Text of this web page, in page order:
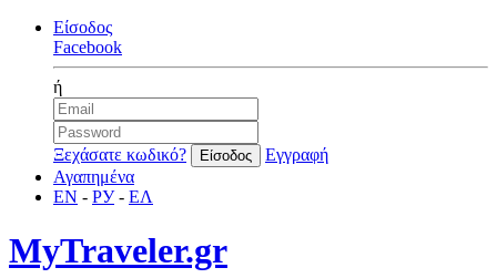
Είσοδος
Facebook
ή
Ξεχάσατε κωδικό?
Εγγραφή
Αγαπημένα
EN - РУ- ΕΛ
MyTraveler.gr